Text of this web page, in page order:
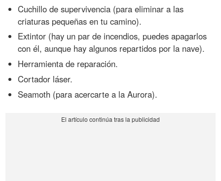
Cuchillo de supervivencia (para eliminar a las
criaturas pequeñas en tu camino).
Extintor (hay un par de incendios, puedes apagarlos
con él, aunque hay algunos repartidos por la nave).
Herramienta de reparación.
Cortador láser.
Seamoth (para acercarte a la Aurora).